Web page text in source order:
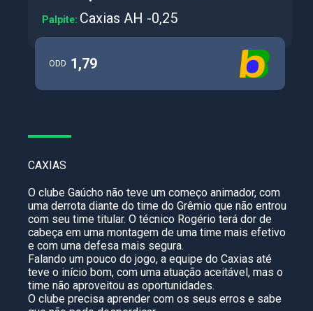
Palpite: Caxias AH -0,25
ODD 1,79
CAXIAS
O clube Gaúcho não teve um começo animador, com
uma derrota diante do time do Grêmio que não entrou
com seu time titular. O técnico Rogério terá dor de
cabeça em uma montagem de uma time mais efetivo
e com uma defesa mais segura.
Falando um pouco do jogo, a equipe do Caxias até
teve o início bom, com uma atuação aceitável, mas o
time não aproveitou as oportunidades.
O clube precisa aprender com os seus erros e sabe